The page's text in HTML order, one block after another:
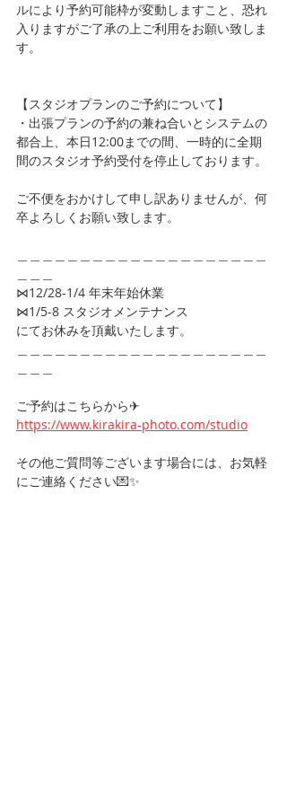
ルにより予約可能枠が変動しますこと、恐れ
入りますがご了承の上ご利用をお願い致しま
す。
【スタジオプランのご予約について】
・出張プランの予約の兼ね合いとシステムの
都合上、本日12:00までの間、一時的に全期
間のスタジオ予約受付を停止しております。
ご不便をおかけして申し訳ありませんが、何
卒よろしくお願い致します。
⋈12/28-1/4 年末年始休業
⋈1/5-8 スタジオメンテナンス
にてお休みを頂戴いたします。
ご予約はこちらから✈︎
https://www.kirakira-photo.com/studio
その他ご質問等ございます場合には、お気軽
にご連絡ください💌✨